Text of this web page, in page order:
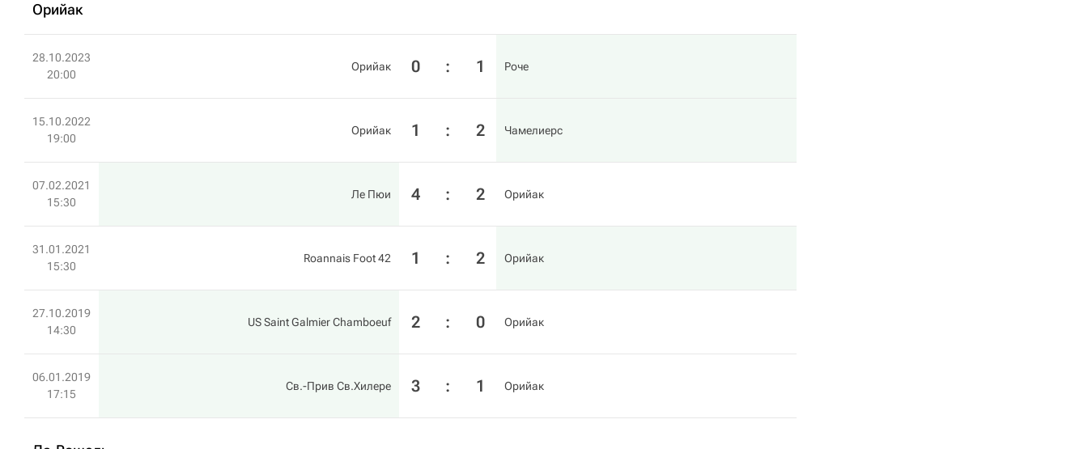
Орийак
28.10.2023
20:00
Орийак 0 : 1 Роче
15.10.2022
19:00
Орийак 1 : 2 Чамелиерс
07.02.2021
15:30
Ле Пюи 4 : 2 Орийак
31.01.2021
15:30
Roannais Foot 42 1 : 2 Орийак
27.10.2019
14:30
US Saint Galmier Chamboeuf 2 : 0 Орийак
06.01.2019
17:15
Св.-Прив Св.Хилере 3 : 1 Орийак